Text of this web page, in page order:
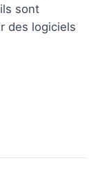
sont
des logiciels